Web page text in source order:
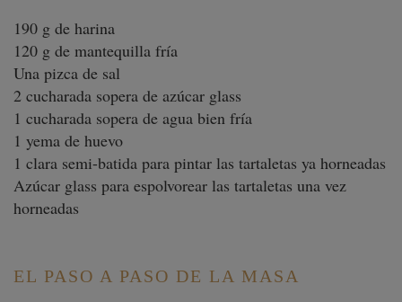
190 g de harina
120 g de mantequilla fría
Una pizca de sal
2 cucharada sopera de azúcar glass
1 cucharada sopera de agua bien fría
1 yema de huevo
1 clara semi-batida para pintar las tartaletas ya horneadas
Azúcar glass para espolvorear las tartaletas una vez
horneadas
EL PASO A PASO DE LA MASA